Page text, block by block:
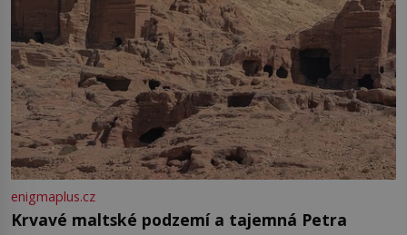
enigmaplus.cz
Krvavé maltské podzemí a tajemná Petra